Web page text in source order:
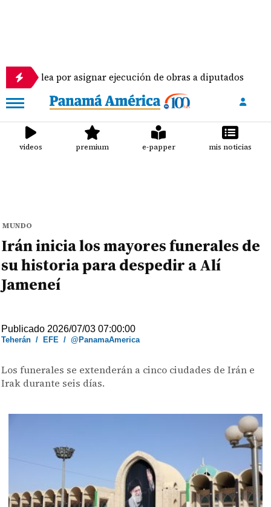
por asignar ejecución de obras a diputados
videos premium e-papper mis noticias
MUNDO
Irán inicia los mayores funerales de
su historia para despedir a Alí
Jameneí
Publicado 2026/07/03 07:00:00
Teherán / EFE /@PanamaAmerica
Los funerales se extenderán a cinco ciudades de Irán e
Irak durante seis días.